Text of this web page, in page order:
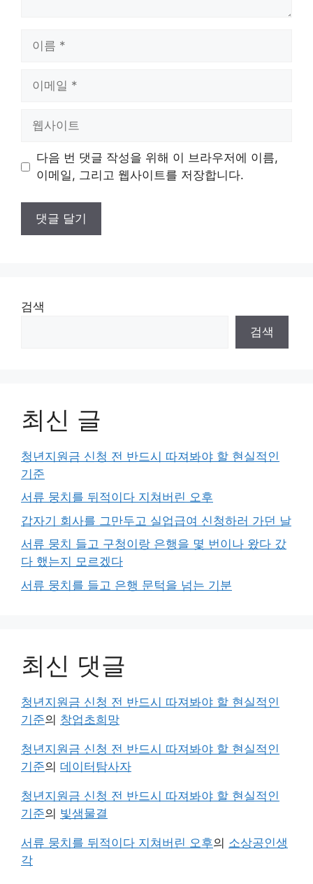
트
다음 번 댓글 작성을 위해 이 브라우저에 이름,
이메일, 그리고 웹사이트를 저장합니다.
검색
검색
최신 글
청년지원금 신청 전 반드시 따져봐야 할 현실적인
기준
서류 뭉치를 뒤적이다 지쳐버린 오후
갑자기 회사를 그만두고 실업급여 신청하러 가던 날
서류 뭉치 들고 구청이랑 은행을 몇 번이나 왔다 갔
다 했는지 모르겠다
서류 뭉치를 들고 은행 문턱을 넘는 기분
최신 댓글
청년지원금 신청 전 반드시 따져봐야 할 현실적인
기준의 창업초희망
청년지원금 신청 전 반드시 따져봐야 할 현실적인
기준의 데이터탐사자
청년지원금 신청 전 반드시 따져봐야 할 현실적인
기준의 빛샘물결
서류 뭉치를 뒤적이다 지쳐버린 오후의 소상공인생
각